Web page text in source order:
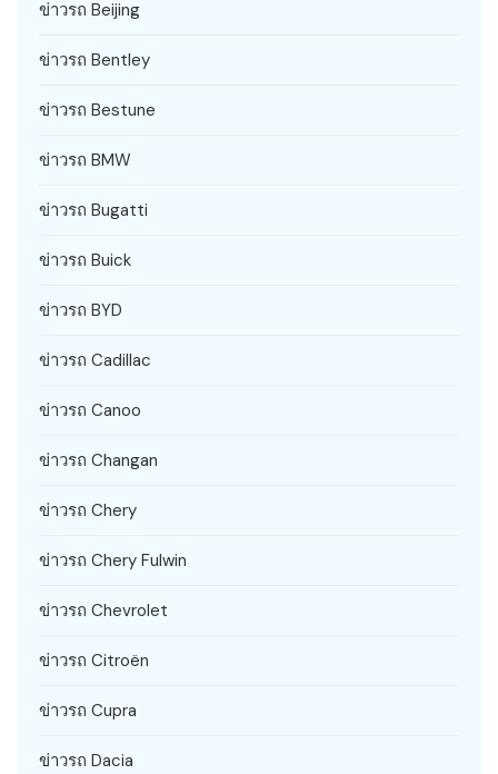
ข่าวรถ Beijing
ข่าวรถ Bentley
ข่าวรถ Bestune
ข่าวรถ BMW
ข่าวรถ Bugatti
ข่าวรถ Buick
ข่าวรถ BYD
ข่าวรถ Cadillac
ข่าวรถ Canoo
ข่าวรถ Changan
ข่าวรถ Chery
ข่าวรถ Chery Fulwin
ข่าวรถ Chevrolet
ข่าวรถ Citroën
ข่าวรถ Cupra
ข่าวรถ Dacia